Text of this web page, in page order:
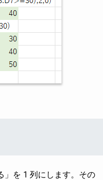
」を 1 列にします。その